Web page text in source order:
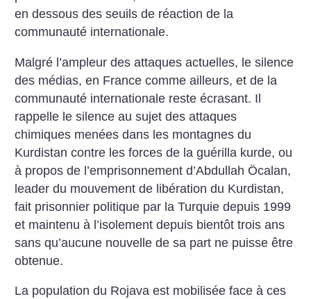
en dessous des seuils de réaction de la
communauté internationale.
Malgré l’ampleur des attaques actuelles, le silence
des médias, en France comme ailleurs, et de la
communauté internationale reste écrasant. Il
rappelle le silence au sujet des attaques
chimiques menées dans les montagnes du
Kurdistan contre les forces de la guérilla kurde, ou
à propos de l’emprisonnement d’Abdullah Öcalan,
leader du mouvement de libération du Kurdistan,
fait prisonnier politique par la Turquie depuis 1999
et maintenu à l’isolement depuis bientôt trois ans
sans qu’aucune nouvelle de sa part ne puisse être
obtenue.
La population du Rojava est mobilisée face à ces